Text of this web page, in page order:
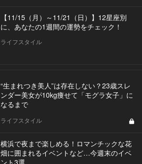
【11/15（月）～11/21（日）】12星座別
に、あなたの1週間の運勢をチェック！
ライフスタイル
“生まれつき美人”は存在しない？23歳スレ
ンダー美女が10kg痩せて「モグラ女子」に
なるまで
ライフスタイル
横浜で夜まで楽しめる！ロマンチックな花
畑に囲まれるイベントなど…今週末のイベ